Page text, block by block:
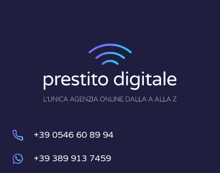
+39 0546 60 89 94
+39 389 913 7459